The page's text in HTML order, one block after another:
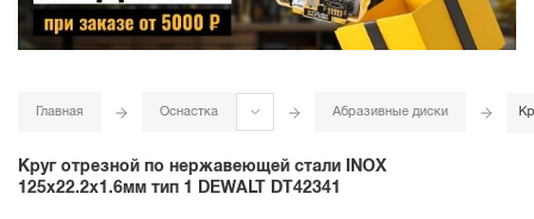
Главная Оснастка Абразивные диски
Круг отрезной по нержавеющей стали INOX
125x22.2x1.6мм тип 1 DEWALT DT42341